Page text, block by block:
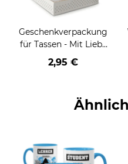
Geschenkverpackung
für Tassen - Mit Liebe
geschenkt
2,95 €